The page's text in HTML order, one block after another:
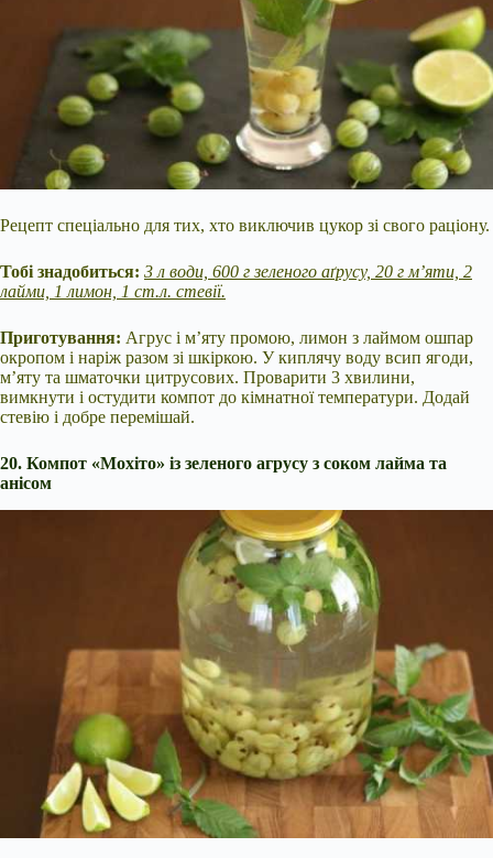
Рецепт спеціально для тих, хто виключив цукор зі свого раціону.
Тобі знадобиться: 3 л води, 600 г зеленого аґрусу, 20 г м’яти, 2
лайми, 1 лимон, 1 ст.л. стевії.
Приготування: Агрус і м’яту промою, лимон з лаймом ошпар
окропом і наріж разом зі шкіркою. У киплячу воду всип ягоди,
м’яту та шматочки цитрусових. Проварити 3 хвилини,
вимкнути і остудити компот до кімнатної температури. Додай
стевію і добре перемішай.
20. Компот «Мохіто» із зеленого агрусу з соком лайма та
анісом